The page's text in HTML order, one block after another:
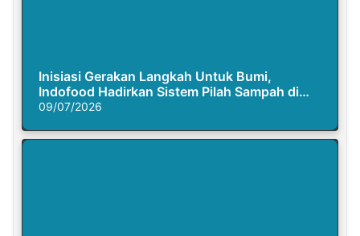
Inisiasi Gerakan Langkah Untuk Bumi,
Indofood Hadirkan Sistem Pilah Sampah di
Semasa Piknik
09/07/2026